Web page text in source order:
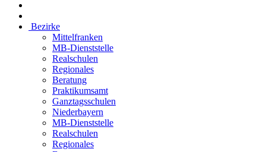
Bezirke
Mittelfranken
MB-Dienststelle
Realschulen
Regionales
Beratung
Praktikumsamt
Ganztagsschulen
Niederbayern
MB-Dienststelle
Realschulen
Regionales